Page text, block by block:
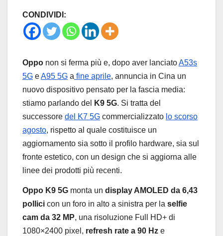
CONDIVIDI:
Oppo non si ferma più e, dopo aver lanciatoA53s
5G eA95 5G a fine aprile, annuncia in Cina un
nuovo dispositivo pensato per la fascia media:
stiamo parlando del
K9 5G. Si tratta del
successore del K7 5G commercializzato lo scorso
agosto, rispetto al quale costituisce un
aggiornamento sia sotto il profilo hardware, sia sul
fronte estetico, con un design che si aggiorna alle
linee dei prodotti più recenti.
Oppo K9 5G monta un display AMOLED da 6,43
pollici con un foro in alto a sinistra per la selfie
cam da 32 MP, una risoluzione Full HD+ di
1080×2400 pixel, refresh rate a 90 Hz e